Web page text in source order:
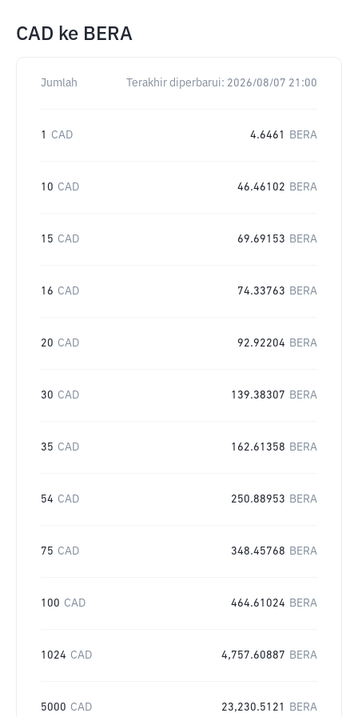
CAD ke BERA
Jumlah Terakhir diperbarui: 2026/08/07 21:00
1 CAD 4.6461 BERA
10 CAD 46.46102 BERA
15 CAD 69.69153 BERA
16 CAD 74.33763 BERA
20 CAD 92.92204 BERA
30 CAD 139.38307 BERA
35 CAD 162.61358 BERA
54 CAD 250.88953 BERA
75 CAD 348.45768 BERA
100 CAD 464.61024 BERA
1024 CAD 4,757.60887 BERA
5000 CAD 23,230.5121 BERA